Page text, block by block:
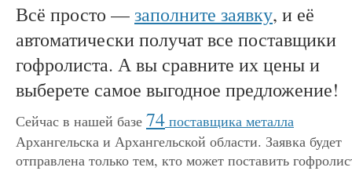
Всё просто —заполните заявку, и её
автоматически получат все поставщики
гофролиста. А вы сравните их цены и
выберете самое выгодное предложение!
Сейчас в нашей базе 74 поставщика металла
Архангельска и Архангельской области. Заявка будет
отправлена только тем, кто может поставить